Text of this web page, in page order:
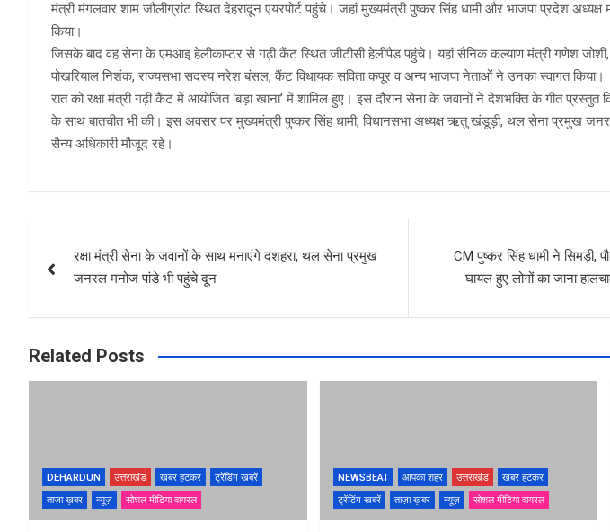
मंत्री मंगलवार शाम जौलीग्रांट स्थित देहरादून एयरपोर्ट पहुंचे। जहां मुख्यमंत्री पुष्कर सिंह धामी और भाजपा प्रदेश
किया।
जिसके बाद वह सेना के एमआइ हेलीकाप्टर से गढ़ी कैंट स्थित जीटीसी हेलीपैड पहुंचे। यहां सैनिक कल्याण मंत्री गणेश जोशी,
पोखरियाल निशंक, राज्यसभा सदस्य नरेश बंसल, कैंट विधायक सविता कपूर व अन्य भाजपा नेताओं ने उनका स्वागत किया।
रात को रक्षा मंत्री गढ़ी कैंट में आयोजित ‘बड़ा खाना’ में शामिल हुए। इस दौरान सेना के जवानों ने देशभक्ति के गीत प्रस्तुत
के साथ बातचीत भी की। इस अवसर पर मुख्यमंत्री पुष्कर सिंह धामी, विधानसभा अध्यक्ष ऋतु खंडूड़ी, थल सेना प्रमुख
सैन्य अधिकारी मौजूद रहे।
navigation
रक्षा मंत्री सेना के जवानों के साथ मनाएंगे दशहरा, थल सेना प्रमुख
जनरल मनोज पांडे भी पहुंचे दून
CM पुष्कर सिंह धामी ने सिमड़ी,
घायल हुए लोगों का जाना
Related Posts
DEHARDUN उत्तराखंड खबर हटकर
ट्रेंडिंग खबरें
ताज़ा ख़बर
न्यूज़ सोशल मीडिया वायरल
NEWSBEAT आपका शहर उत्तराखंड
खबर हटकर
ट्रेंडिंग खबरें
ताज़ा ख़बर न्यूज़ सोशल मीडिया वायरल